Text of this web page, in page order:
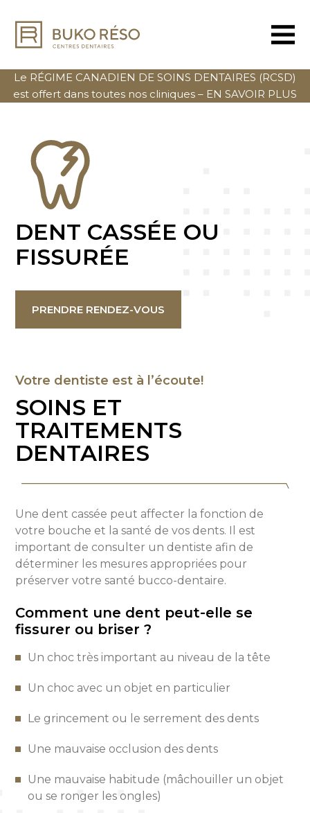
Le RÉGIME CANADIEN DE SOINS DENTAIRES (RCSD)
est offert dans toutes nos cliniques – EN SAVOIR PLUS
DENT CASSÉE OU
FISSURÉE
PRENDRE RENDEZ-VOUS
Votre dentiste est à l’écoute!
SOINS ET
TRAITEMENTS
DENTAIRES
Une dent cassée peut affecter la fonction de
votre bouche et la santé de vos dents. Il est
important de consulter un dentiste afin de
déterminer les mesures appropriées pour
préserver votre santé bucco-dentaire.
Comment une dent peut-elle se
fissurer ou briser ?
Un choc très important au niveau de la tête
Un choc avec un objet en particulier
Le grincement ou le serrement des dents
Une mauvaise occlusion des dents
Une mauvaise habitude (mâchouiller un objet
ou se ronger les ongles)